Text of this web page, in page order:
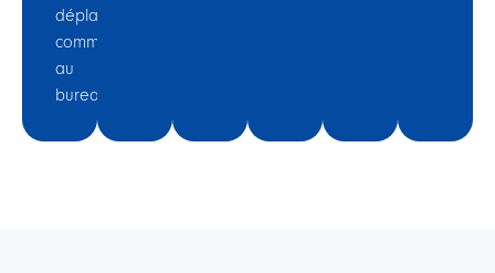
déplacement
comme
au
bureau.​